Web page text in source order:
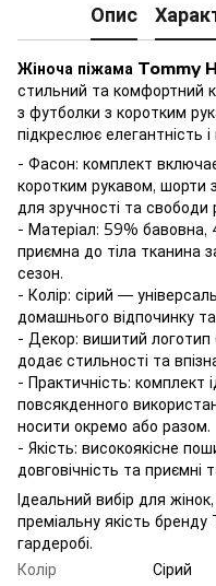
Опис
Жіноча піжама Tommy
стильний та комфортний
з футболки з коротким
підкреслює елегантність
- Фасон: комплект
коротким рукавом, шорти
для зручності та свободи
- Матеріал: 59% бавовна,
приємна до тіла тканина
сезон.
- Колір: сірий —
домашнього відпочинку
- Декор: вишитий логотип
додає стильності та
- Практичність: комплект
повсякденного
носити окремо або разом.
- Якість: високоякісне
довговічність та приємні
Ідеальний вибір для
преміальну якість
гардеробі.
Колір
Сірий